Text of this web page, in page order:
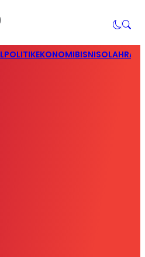
POLITIKEKONOMIBISNIS